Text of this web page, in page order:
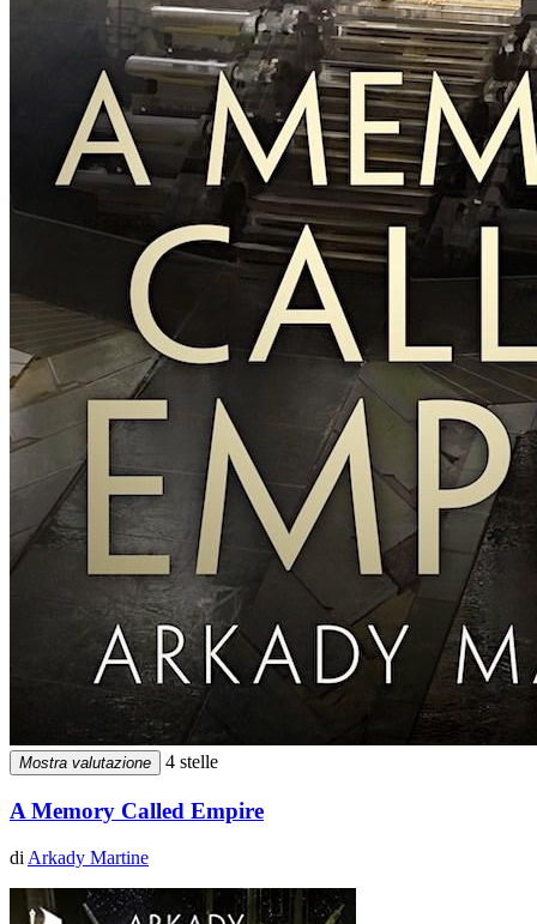
Mostra valutazione 4 stelle
A Memory Called Empire
di Arkady Martine